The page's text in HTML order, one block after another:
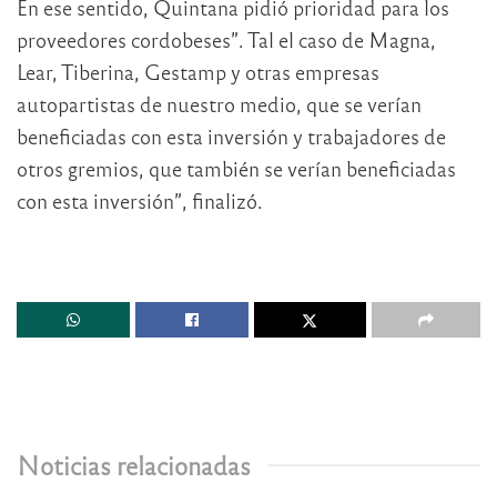
En ese sentido, Quintana pidió prioridad para los
proveedores cordobeses”. Tal el caso de Magna,
Lear, Tiberina, Gestamp y otras empresas
autopartistas de nuestro medio, que se verían
beneficiadas con esta inversión y trabajadores de
otros gremios, que también se verían beneficiadas
con esta inversión”, finalizó.
Noticias relacionadas